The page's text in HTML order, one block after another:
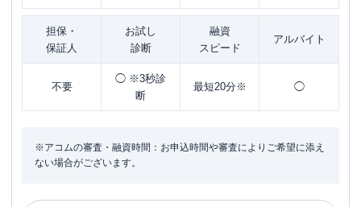
担保・
保証人
お試し
診断
融資
スピード
アルバイト
不要
◯ ※3秒診
断
最短20分※ ◯
※アコムの審査・融資時間：お申込時間や審査によりご希望に添え
ない場合がございます。